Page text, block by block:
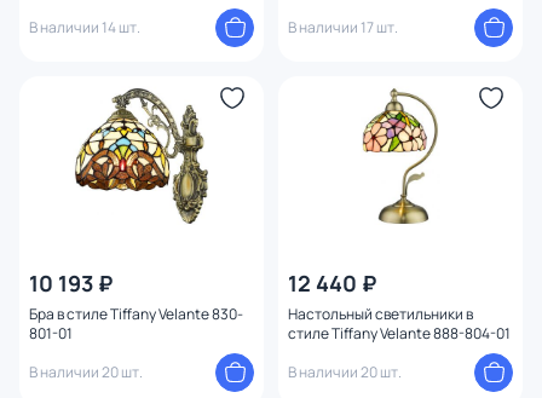
В наличии 14 шт.
В наличии 17 шт.
10 193 ₽
Бра в стиле Tiffany Velante 830-
801-01
В наличии 20 шт.
12 440 ₽
Настольный светильники в
стиле Tiffany Velante 888-804-01
В наличии 20 шт.